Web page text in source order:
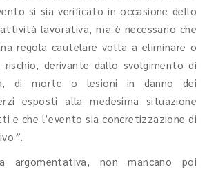
si sia verificato in occasione dello
lavorativa, ma è necessario che
regola cautelare volta a eliminare o
rischio, derivante dallo svolgimento di
di morte o lesioni in danno dei
esposti alla medesima situazione
e che l’evento sia concretizzazione di
”.
non mancano poi